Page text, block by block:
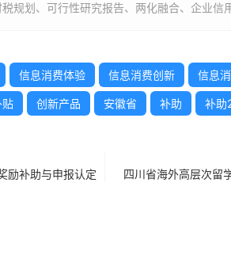
规划、可行性研究报告、两化融合、企业信
信息消费体验 信息消费创新 信息
创新产品 安徽省 补助 补助
励补助与申报认定
四川省海外高层次留